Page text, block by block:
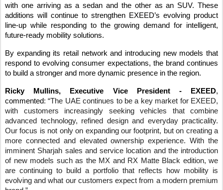
with one arriving as a sedan and the other as an SUV. These
additions will continue to strengthen EXEED’s evolving product
line-up while responding to the growing demand for intelligent,
future-ready mobility solutions.
By expanding its retail network and introducing new models that
respond to evolving consumer expectations, the brand continues
to build a stronger and more dynamic presence in the region.
Ricky Mullins, Executive Vice President - EXEED,
commented: “The UAE continues to be a key market for EXEED,
with customers increasingly seeking vehicles that combine
advanced technology, refined design and everyday practicality.
Our focus is not only on expanding our footprint, but on creating a
more connected and elevated ownership experience. With the
imminent Sharjah sales and service location and the introduction
of new models such as the MX and RX Matte Black edition, we
are continuing to build a portfolio that reflects how mobility is
evolving and what our customers expect from a modern premium